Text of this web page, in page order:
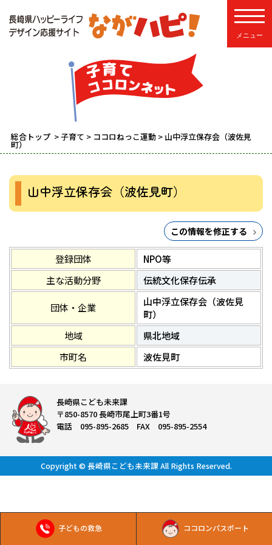
子どもの救急 ココロンパスポート
総合トップ >子育て > ココロねっこ運動 > 山中浮立保存会（波佐見
町）
山中浮立保存会（波佐見町）
この情報を修正する
登録団体
NPO等
主な活動分野
伝統文化保存伝承
団体・企業
山中浮立保存会（波佐見
町）
地域
県北地域
市町名
波佐見町
長崎県こども未来課
〒850-8570 長崎市尾上町3番1号
電話 095-895-2685 FAX 095-895-2554
Copyright © 長崎県こども未来課 All Rights Reserved.